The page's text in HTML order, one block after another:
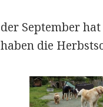
der September
haben die